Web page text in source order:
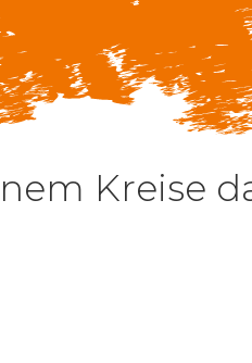
Kreise